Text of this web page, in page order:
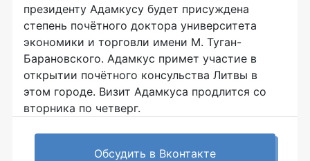
президенту Адамкусу будет присуждена
степень почётного доктора университета
экономики и торговли имени М. Туган-
Барановского. Адамкус примет участие в
открытии почётного консульства Литвы в
этом городе. Визит Адамкуса продлится со
вторника по четверг.
Обсудить в Вконтакте